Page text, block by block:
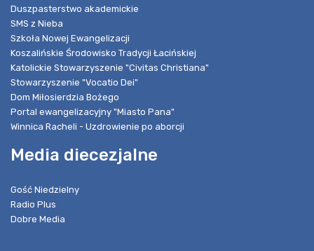
Duszpasterstwo akademickie
SMS z Nieba
Szkoła Nowej Ewangelizacji
Koszalińskie Środowisko Tradycji Łacińskiej
Katolickie Stowarzyszenie "Civitas Christiana"
Stowarzyszenie "Vocatio Dei"
Dom Miłosierdzia Bożego
Portal ewangelizacyjny "Miasto Pana"
Winnica Racheli - Uzdrowienie po aborcji
Media diecezjalne
Gość Niedzielny
Radio Plus
Dobre Media